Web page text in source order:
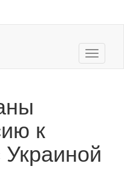
Toggle
к